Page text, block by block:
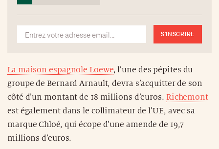
S'INSCRIRE
La maison espagnole Loewe, l’une des pépites du
groupe de Bernard Arnault, devra s’acquitter de son
côté d’un montant de 18 millions d’euros. Richemont
est également dans le collimateur de l’UE, avec sa
marque Chloé, qui écope d’une amende de 19,7
millions d’euros.